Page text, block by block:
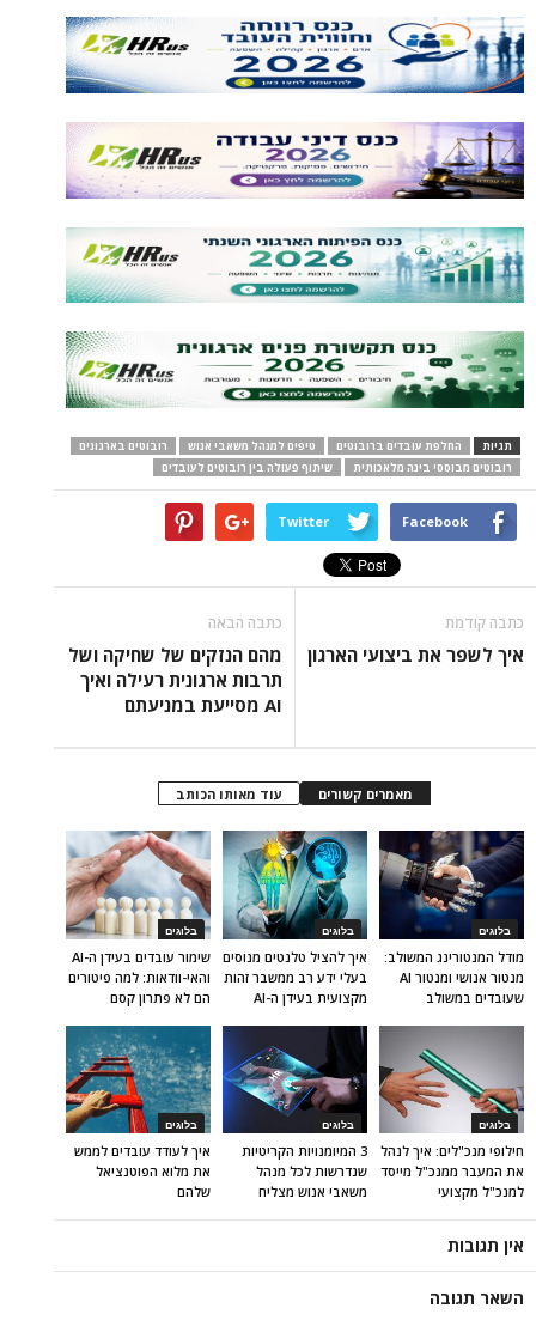
תגיות החלפת עובדים ברובוטים טיפים למנהל משאבי אנוש
רובוטים בארגונים
רובוטים מבוססי בינה מלאכותית
שיתוף פעולה בין רובוטים לעובדים
Facebook
Twitter
כתבה קודמת
איך לשפר את ביצועי הארגון
כתבה הבאה
מהם הנזקים של שחיקה ושל
תרבות ארגונית רעילה ואיך
AI מסייעת במניעתם
מאמרים קשורים עוד מאותו הכותב
בלוגים
שימור עובדים בעידן ה-AI
והאי-וודאות: למה פיטורים
הם לא פתרון קסם
בלוגים
איך להציל טלנטים מנוסים
בעלי ידע רב ממשבר זהות
מקצועית בעידן ה-AI
בלוגים
מודל המנטורינג המשולב:
מנטור אנושי ומנטור AI
שעובדים במשולב
בלוגים
איך לעודד עובדים לממש
את מלוא הפוטנציאל
שלהם
בלוגים
3 המיומנויות הקריטיות
שנדרשות לכל מנהל
משאבי אנוש מצליח
בלוגים
חילופי מנכ"לים: איך לנהל
את המעבר ממנכ"ל מייסד
למנכ"ל מקצועי
אין תגובות
השאר תגובה